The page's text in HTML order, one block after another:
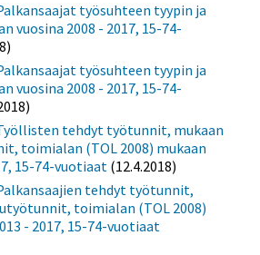
työsuhteen tyypin ja
vuosina 2008 - 2017, 15-74-
työsuhteen tyypin ja
vuosina 2008 - 2017, 15-74-
tehdyt työtunnit, mukaan
toimialan (TOL 2008) mukaan
15-74-vuotiaat (12.4.2018)
tehdyt työtunnit,
toimialan (TOL 2008)
- 2017, 15-74-vuotiaat